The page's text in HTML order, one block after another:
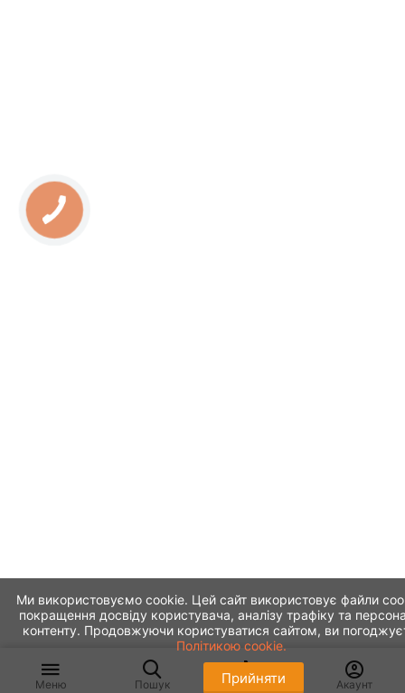
Меню Пошук Кошик Акаунт
Ми використовуємо cookie. Цей сайт використовує файли
покращення досвіду користувача, аналізу трафіку та
контенту. Продовжуючи користуватися сайтом, ви
Політикою cookie.
Прийняти